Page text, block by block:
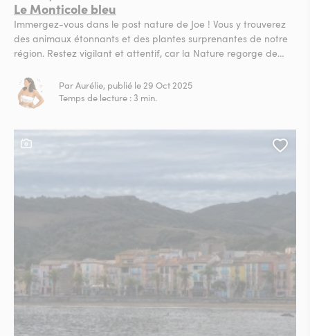
Le Monticole bleu
Immergez-vous dans le post nature de Joe ! Vous y trouverez
des animaux étonnants et des plantes surprenantes de notre
région. Restez vigilant et attentif, car la Nature regorge de
fréquente les escarpements rocheux des zones
méditerranéennes et est présent sur la côte rocheuse catalane
ainsi que...
Par Aurélie, publié le 29 Oct 2025
Temps de lecture : 3 min.
Ce contenu contient une galerie photo